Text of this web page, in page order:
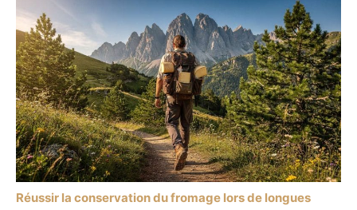
Réussir la conservation du fromage lors de longues